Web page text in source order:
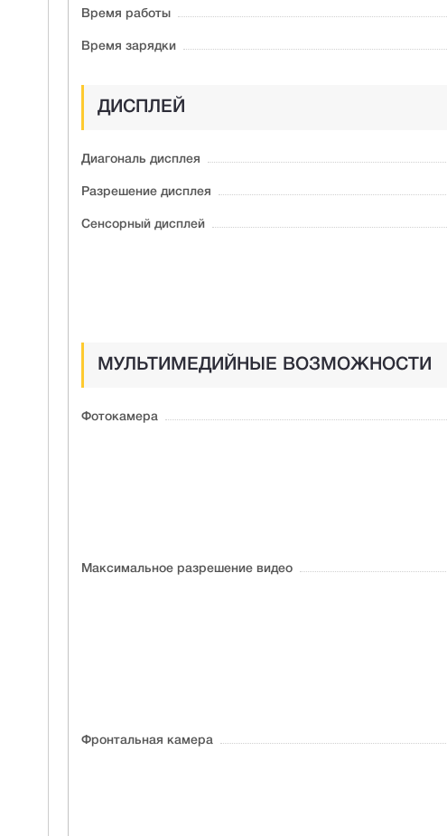
Время работы
Время зарядки
ДИСПЛЕЙ
Диагональ дисплея
Разрешение дисплея
Сенсорный дисплей
МУЛЬТИМЕДИЙНЫЕ ВОЗМОЖНОСТИ
Фотокамера
Максимальное разрешение видео
Фронтальная камера